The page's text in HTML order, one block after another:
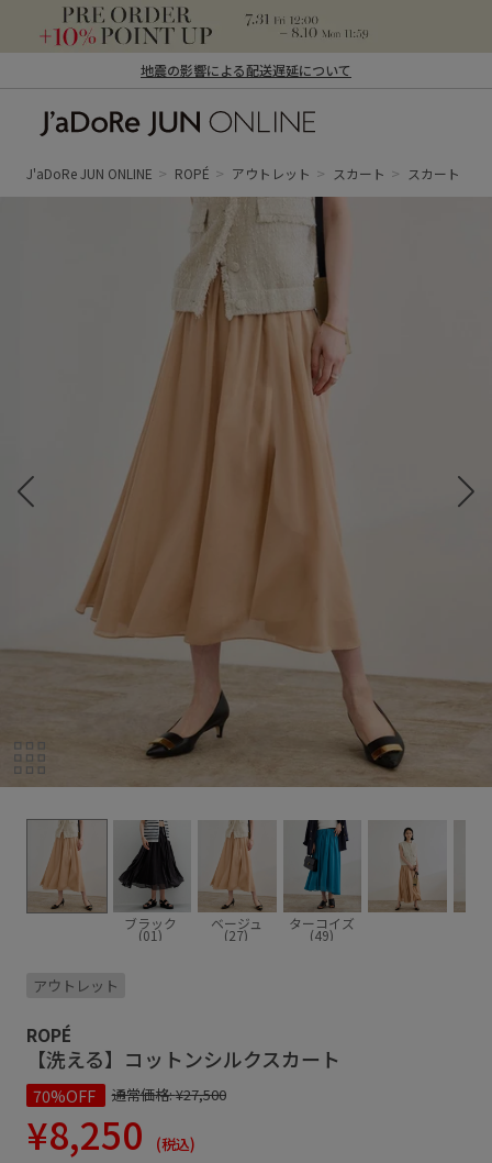
地震の影響による配送遅延について
ン オンライン）
J'aDoRe JUN ONLINE ROPÉ アウトレット スカート スカート
ブラック
(01)
ベージュ
(27)
ターコイズ
(49)
アウトレット
ROPÉ
【洗える】コットンシルクスカート
70%OFF 通常価格:¥27,500
¥8,250 (税込)